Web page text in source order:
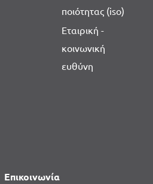
ποιότητας (iso)
Εταιρική -
κοινωνική
ευθύνη
Επικοινωνία